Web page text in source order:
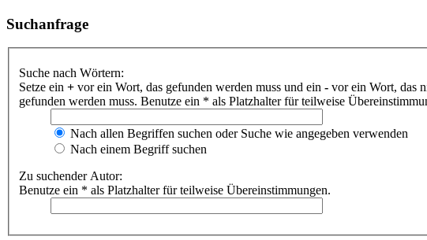
Suchanfrage
Suche nach Wörtern:
Setze ein + vor ein Wort, das gefunden werden muss und ein - vor ein Wort, das
gefunden werden muss. Benutze ein * als Platzhalter für teilweise
Nach allen Begriffen suchen oder Suche wie angegeben verwenden
Nach einem Begriff suchen
Zu suchender Autor:
Benutze ein * als Platzhalter für teilweise Übereinstimmungen.